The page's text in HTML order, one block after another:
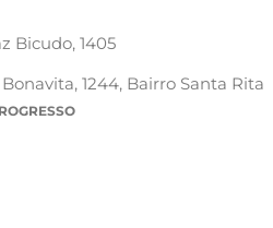
Bicudo, 1405
1244, Bairro Santa Rita